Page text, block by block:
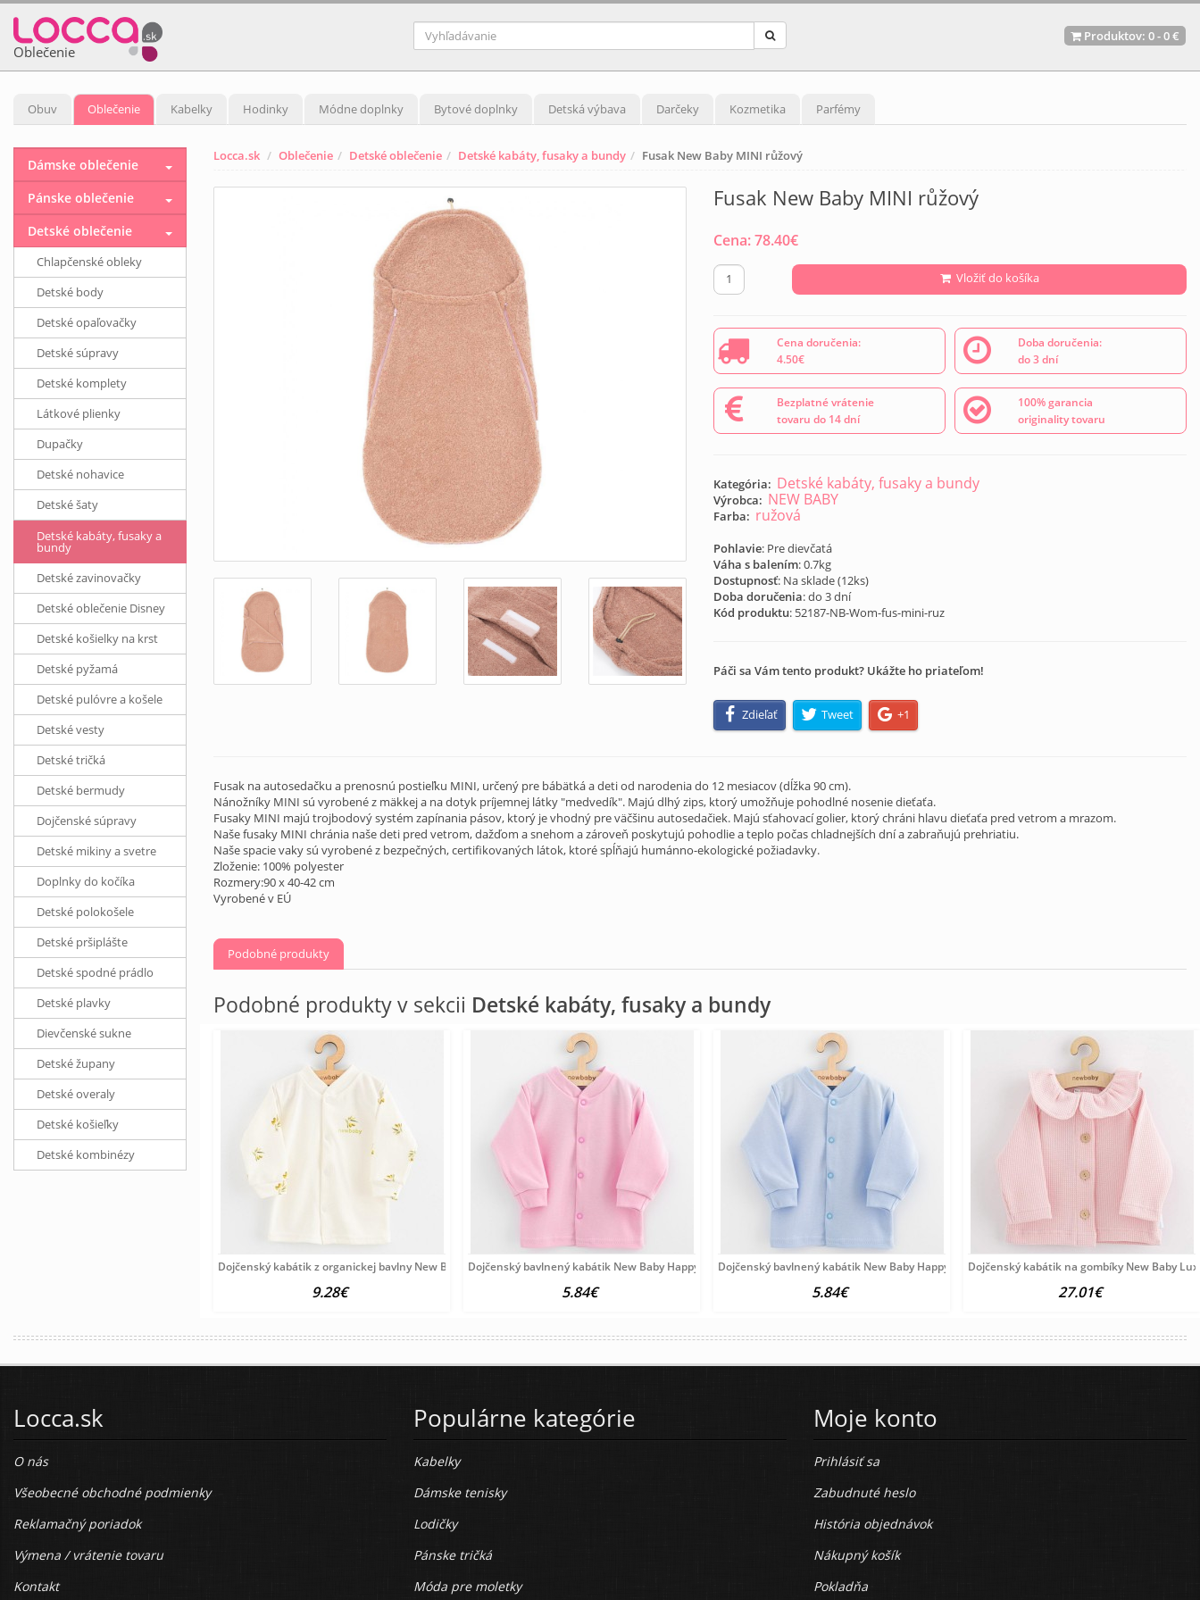
Oblečenie
Produktov: 0-0 €
Obuv Oblečenie Kabelky Hodinky Módne doplnky Bytové doplnky Detská výbava Darčeky Kozmetika Parfémy
Locca.sk Oblečenie Detské oblečenie Detské kabáty, fusaky a bundy Fusak New Baby MINI růžový
Fusak New Baby MINI růžový
Cena:78.40€
Vložiť do košíka
Cena doručenia:
4.50€
Doba doručenia:
do 3 dní
Bezplatné vrátenie
tovaru do 14 dní
100% garancia
originality tovaru
Kategória: Detské kabáty, fusaky a bundy
Výrobca: NEW BABY
Farba: ružová
Pohlavie: Pre dievčatá
Váha s balením: 0.7kg
Dostupnosť: Na sklade (12ks)
Doba doručenia: do 3 dní
Kód produktu: 52187-NB-Wom-fus-mini-ruz
Páči sa Vám tento produkt? Ukážte ho priateľom!
Zdieľať Tweet +1
Fusak na autosedačku a prenosnú postieľku MINI, určený pre bábätká a deti od narodenia do 12 mesiacov (dĺžka 90 cm).
Nánožníky MINI sú vyrobené z mäkkej a na dotyk príjemnej látky "medvedík". Majú dlhý zips, ktorý umožňuje pohodlné nosenie dieťaťa.
Fusaky MINI majú trojbodový systém zapínania pásov, ktorý je vhodný pre väčšinu autosedačiek. Majú sťahovací golier, ktorý chráni hlavu dieťaťa pred vetrom a mrazom.
Naše fusaky MINI chránia naše deti pred vetrom, dažďom a snehom a zároveň poskytujú pohodlie a teplo počas chladnejších dní a zabraňujú prehriatiu.
Naše spacie vaky sú vyrobené z bezpečných, certifikovaných látok, ktoré spĺňajú humánno-ekologické požiadavky.
Zloženie: 100% polyester
Rozmery:90 x 40-42 cm
Vyrobené v EÚ
Podobné produkty
Podobné produkty v sekcii Detské kabáty, fusaky a bundy
Dojčenský kabátik z organickej bavlny New Baby Olivy béžová
9.28€
Dojčenský bavlnený kabátik New Baby Happy Elephante pink
5.84€
Dojčenský bavlnený kabátik New Baby Happy Elephante blue
5.84€
Dojčenský kabátik na gombíky New Baby
27.01€
Dámske oblečenie
Pánske oblečenie
Detské oblečenie
Chlapčenské obleky
Detské body
Detské opaľovačky
Detské súpravy
Detské komplety
Látkové plienky
Dupačky
Detské nohavice
Detské šaty
Detské kabáty, fusaky a
bundy
Detské zavinovačky
Detské oblečenie Disney
Detské košielky na krst
Detské pyžamá
Detské pulóvre a košele
Detské vesty
Detské tričká
Detské bermudy
Dojčenské súpravy
Detské mikiny a svetre
Doplnky do kočíka
Detské polokošele
Detské pršiplášte
Detské spodné prádlo
Detské plavky
Dievčenské sukne
Detské župany
Detské overaly
Detské košieľky
Detské kombinézy
Locca.sk
O nás
Všeobecné obchodné podmienky
Reklamačný poriadok
Výmena / vrátenie tovaru
Kontakt
Populárne kategórie
Kabelky
Dámske tenisky
Lodičky
Pánske tričká
Móda pre moletky
Moje konto
Prihlásiť sa
Zabudnuté heslo
História objednávok
Nákupný košík
Pokladňa